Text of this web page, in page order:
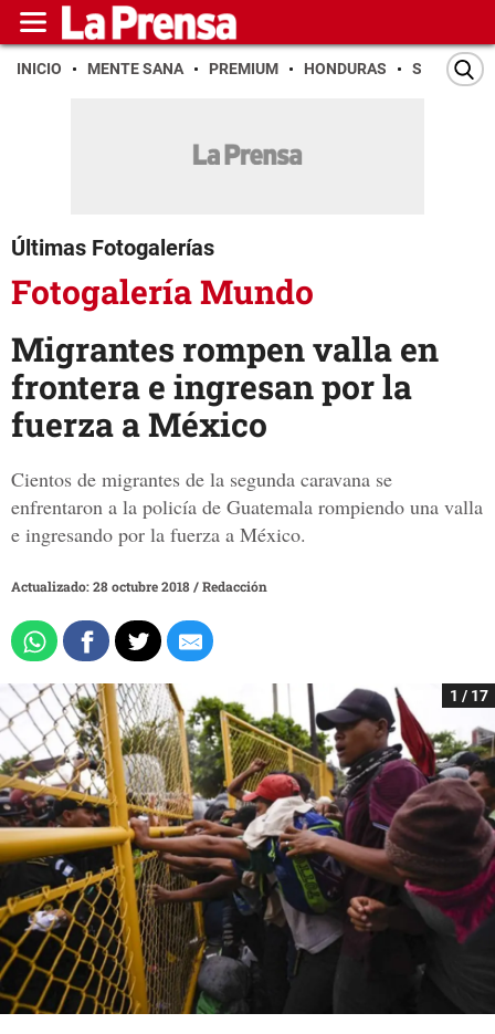
INICIO MENTE SANA PREMIUM HONDURAS SAN PEDRO
Últimas Fotogalerías
Fotogalería Mundo
Migrantes rompen valla en
frontera e ingresan por la
fuerza a México
Cientos de migrantes de la segunda caravana se
enfrentaron a la policía de Guatemala rompiendo una valla
e ingresando por la fuerza a México.
Actualizado: 28 octubre 2018/Redacción
1 / 17